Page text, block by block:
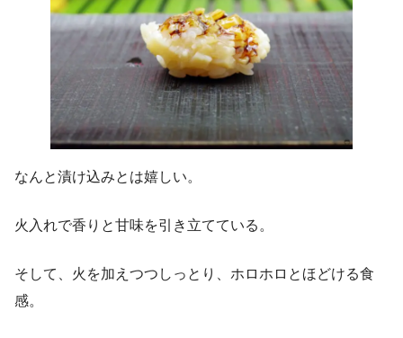
なんと漬け込みとは嬉しい。
火入れで香りと甘味を引き立てている。
そして、火を加えつつしっとり、ホロホロとほどける食
感。